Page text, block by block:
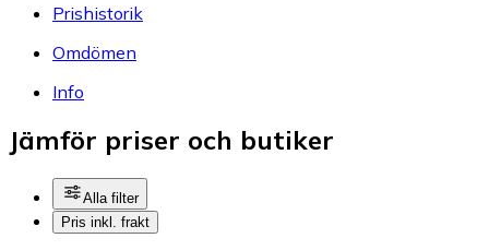
Prishistorik
Omdömen
Info
Jämför priser och butiker
Alla filter
Pris inkl. frakt